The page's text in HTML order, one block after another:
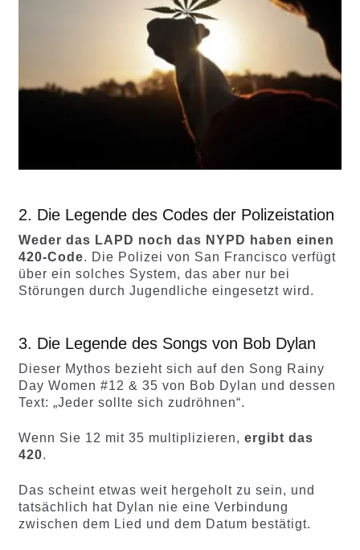
2. Die Legende des Codes der Polizeistation
Weder das LAPD noch das NYPD haben einen
420-Code. Die Polizei von San Francisco verfügt
über ein solches System, das aber nur bei
Störungen durch Jugendliche eingesetzt wird.
3. Die Legende des Songs von Bob Dylan
Dieser Mythos bezieht sich auf den Song Rainy
Day Women #12 & 35 von Bob Dylan und dessen
Text: „Jeder sollte sich zudröhnen“.
Wenn Sie 12 mit 35 multiplizieren, ergibt das
420.
Das scheint etwas weit hergeholt zu sein, und
tatsächlich hat Dylan nie eine Verbindung
zwischen dem Lied und dem Datum bestätigt.